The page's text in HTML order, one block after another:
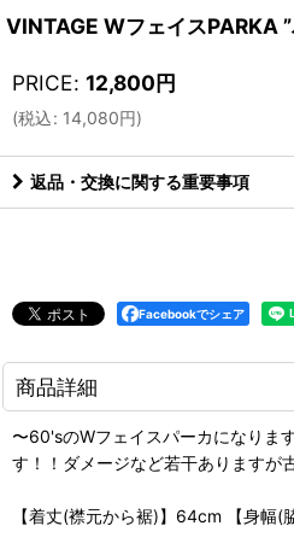
VINTAGE WフェイスPARKA
PRICE: 12,800円
(税込: 14,080円)
返品・交換に関する重要事項
Facebookでシェア
商品詳細
〜60'sのWフェイスパーカになりま
す！！ダメージなど若干ありますが
【着丈(襟元から裾)】64cm 【身